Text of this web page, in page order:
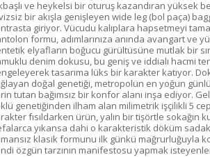
ve heykelsi bir oturuş kazandıran yüksek
bir akışla genişleyen wide leg (bol paça)
giriyor. Vücudu kalıplara hapsetmeyi
formu, adımlarınıza anında avangart ve
elyafların boğucu gürültüsüne mutlak bir
denim dokusu, bu geniş ve iddialı hacmi
tasarıma lüks bir karakter katıyor.
doğal genetiği, metropolün en yoğun
tutan bağımsız bir konfor alanı inşa ediyor.
genetiğinden ilham alan milimetrik işçilikli 5
fısıldarken ürün, yalın bir tişörtle sokağın
yıkansa dahi o karakteristik döküm
klasik formunu ilk günkü mağrurluğuyla
özgün tarzının manifestosu yapmak